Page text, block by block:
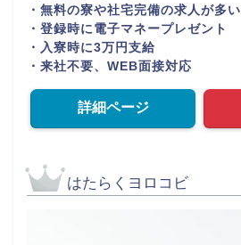
・無料の寮や社宅完備の求人が多い
・登録時に電子マネープレゼント
・入寮時に3万円支給
・来社不要、WEB面接対応
詳細ページ
はたらくヨロコビ